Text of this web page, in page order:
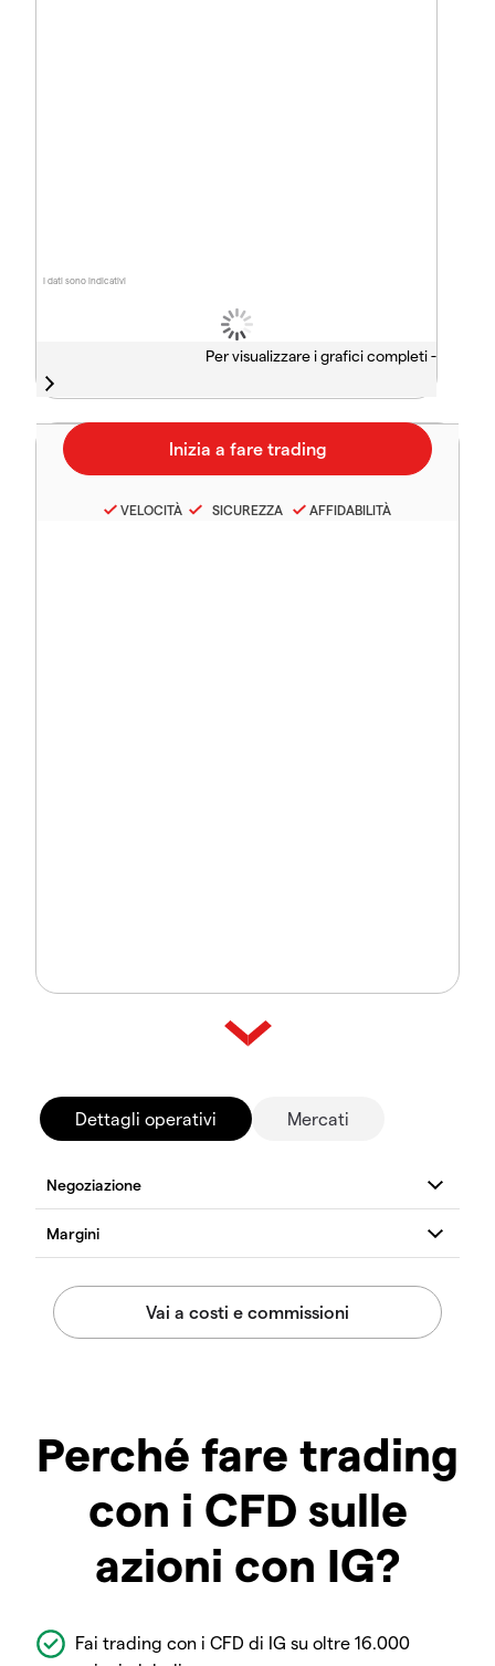
I dati sono indicativi
Per visualizzare i grafici completi -
VELOCITÀ SICUREZZA AFFIDABILITÀ
Dettagli operativi Mercati
Perché fare trading
con i CFD sulle
azioni con IG?
Fai trading con i CFD di IG su oltre 16.000